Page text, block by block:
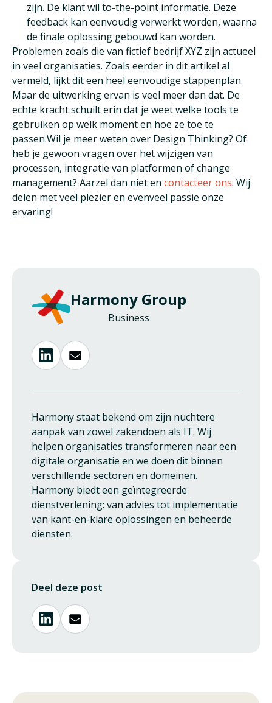
Harmony Group
Business
Harmony staat bekend om zijn nuchtere
aanpak van zowel zakendoen als IT. Wij
helpen organisaties transformeren naar een
digitale organisatie en we doen dit binnen
verschillende sectoren en domeinen.
Harmony biedt een geïntegreerde
dienstverlening: van advies tot implementatie
van kant-en-klare oplossingen en beheerde
diensten.
Deel deze post
zijn. De klant wil to-the-point informatie. Deze
feedback kan eenvoudig verwerkt worden, waarna
de finale oplossing gebouwd kan worden.
Problemen zoals die van fictief bedrijf XYZ zijn actueel
in veel organisaties. Zoals eerder in dit artikel al
vermeld, lijkt dit een heel eenvoudige stappenplan.
Maar de uitwerking ervan is veel meer dan dat. De
echte kracht schuilt erin dat je weet welke tools te
gebruiken op welk moment en hoe ze toe te
passen.Wil je meer weten over Design Thinking? Of
heb je gewoon vragen over het wijzigen van
processen, integratie van platformen of change
management? Aarzel dan niet en contacteer ons. Wij
delen met veel plezier en evenveel passie onze
ervaring!